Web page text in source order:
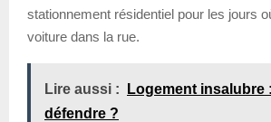
stationnement résidentiel pour les jours
voiture dans la rue.
Lire aussi :
Logement insalubre
défendre ?